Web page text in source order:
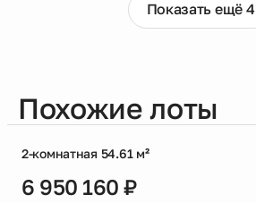
до 30 лет
срок кредита
Показать ещё 4
Похожие лоты
2-комнатная 54.61 м²
6 950 160 ₽